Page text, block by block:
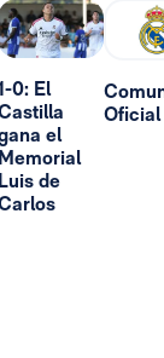
0: El
el
Memorial
Luis de
Oficial